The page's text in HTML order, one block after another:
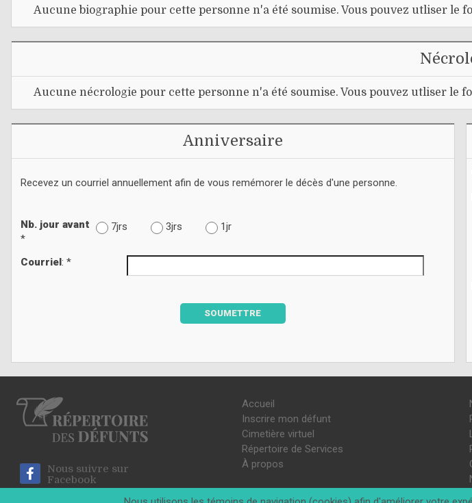
Aucune biographie pour cette personne n'a été soumise. Vous pouvez utliser le
Aucune nécrologie pour cette personne n'a été soumise. Vous pouvez utliser le
Anniversaire
Recevez un courriel annuellement afin de vous remémorer le décès d'une personne.
Nb. jour avant
*
7jrs 3jrs 1jr
Courriel: *
SOUMETTRE
Nous suivre sur
Facebook
Accueil
Inscrire mon défunt
Cimetière virtuel
Répertoire de Services
À propos